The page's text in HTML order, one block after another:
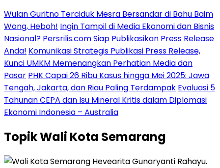
Wulan Guritno Terciduk Mesra Bersandar di Bahu Baim
Wong, Heboh! Ingin Tampil di Media Ekonomi dan Bisnis
Nasional? Persrilis.com Siap Publikasikan Press Release
Anda! Komunikasi Strategis Publikasi Press Release,
Kunci UMKM Memenangkan Perhatian Media dan
Pasar PHK Capai 26 Ribu Kasus hingga Mei 2025: Jawa
Tengah, Jakarta, dan Riau Paling Terdampak Evaluasi 5
Tahunan CEPA dan Isu Mineral Kritis dalam Diplomasi
Ekonomi Indonesia – Australia
TopikWali Kota Semarang